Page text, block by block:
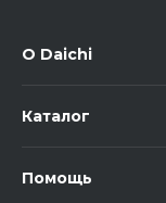
О Daichi
Каталог
Помощь